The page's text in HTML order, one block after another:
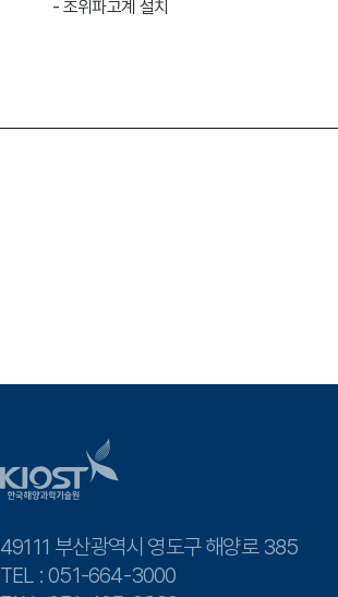
- 조위파고계 설치
49111 부산광역시 영도구 해양로 385
TEL : 051-664-3000